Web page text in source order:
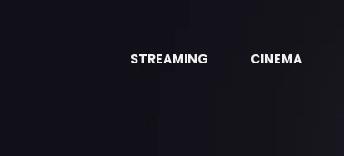
STREAMING CINEMA